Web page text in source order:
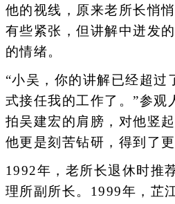
他的视线，原来老所长悄
有些紧张，但讲解中迸发
的情绪。
“小吴，你的讲解已经超过
式接任我的工作了。”参观
拍吴建宏的肩膀，对他竖
他更是刻苦钻研，得到了更
1992年，老所长退休时推
理所副所长。1999年，芷